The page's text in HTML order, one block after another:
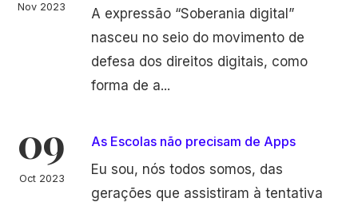
Nov 2023
A expressão “Soberania digital”
nasceu no seio do movimento de
defesa dos direitos digitais, como
forma de a...
09
Oct 2023
As Escolas não precisam de Apps
Eu sou, nós todos somos, das
gerações que assistiram à tentativa